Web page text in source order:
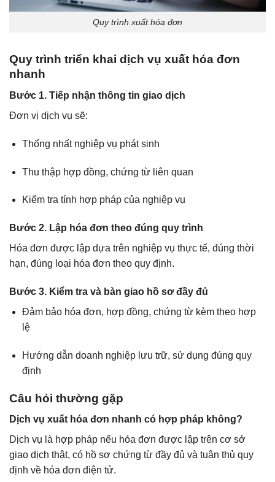
Quy trình xuất hóa đơn
Quy trình triển khai dịch vụ xuất hóa đơn
nhanh
Bước 1. Tiếp nhận thông tin giao dịch
Đơn vị dịch vụ sẽ:
Thống nhất nghiệp vụ phát sinh
Thu thập hợp đồng, chứng từ liên quan
Kiểm tra tính hợp pháp của nghiệp vụ
Bước 2. Lập hóa đơn theo đúng quy trình
Hóa đơn được lập dựa trên nghiệp vụ thực tế, đúng thời
hạn, đúng loại hóa đơn theo quy định.
Bước 3. Kiểm tra và bàn giao hồ sơ đầy đủ
Đảm bảo hóa đơn, hợp đồng, chứng từ kèm theo hợp
lệ
Hướng dẫn doanh nghiệp lưu trữ, sử dụng đúng quy
định
Câu hỏi thường gặp
Dịch vụ xuất hóa đơn nhanh có hợp pháp không?
Dịch vụ là hợp pháp nếu hóa đơn được lập trên cơ sở
giao dịch thật, có hồ sơ chứng từ đầy đủ và tuân thủ quy
định về hóa đơn điện tử.